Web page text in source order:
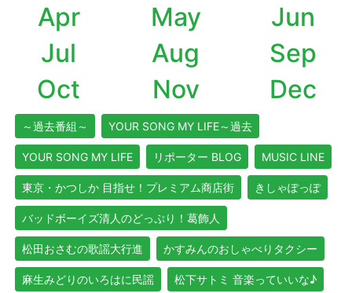
Apr
May
Jun
Jul
Aug
Sep
Oct
Nov Dec
～過去番組～ YOUR SONG MY LIFE～過去
YOUR SONG MY LIFE リポーター BLOG MUSIC LINE
東京・かつしか 目指せ！プレミアム商店街 きしゃぽっぽ
バッドボーイズ清人のどっぷり！葛飾人
松田おさむの歌謡大行進 かすみんのおしゃべりタクシー
麻生みどりのいろはに民謡 松下サトミ 音楽っていいな♪